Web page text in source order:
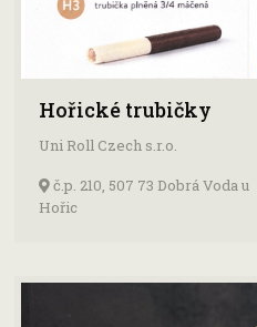
Hořické trubičky
Uni Roll Czech s.r.o.
č.p. 210, 507 73 Dobrá Voda u
Hořic